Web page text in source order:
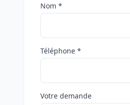
Nom *
Téléphone *
Votre demande